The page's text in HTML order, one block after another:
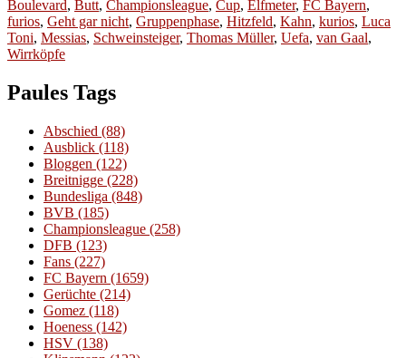
am
Boulevard, Butt, Championsleague, Cup, Elfmeter, FC Bayern,
furios, Geht gar nicht, Gruppenphase, Hitzfeld, Kahn, kurios, Luca
Toni, Messias, Schweinsteiger, Thomas Müller, Uefa, van Gaal,
Wirrköpfe
Paules Tags
Abschied (88)
Ausblick (118)
Bloggen (122)
Breitnigge (228)
Bundesliga (848)
BVB (185)
Championsleague (258)
DFB (123)
Fans (227)
FC Bayern (1659)
Gerüchte (214)
Gomez (118)
Hoeness (142)
HSV (138)